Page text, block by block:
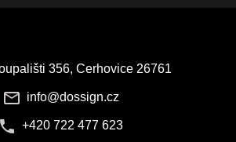
356, Cerhovice 26761
info@dossign.cz
+420 722 477 623